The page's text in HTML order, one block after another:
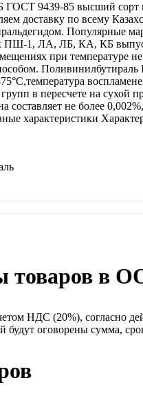
9439-85 высший сорт
доставку по всему
1, ЛА, ЛБ, КА, КБ
при температуре
Поливинилбутираль
в пересчете на сухой
составляет не более
характеристики
товаров в
НДС (20%), согласно
оговорены сумма,